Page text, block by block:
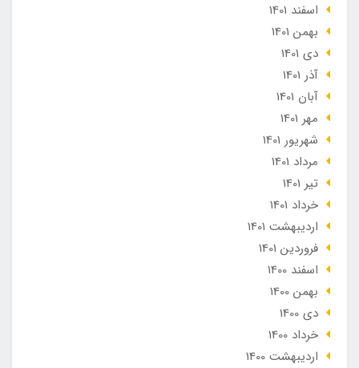
اسفند 1401
بهمن 1401
دی 1401
آذر 1401
آبان 1401
مهر 1401
شهریور 1401
مرداد 1401
تير 1401
خرداد 1401
ارديبهشت 1401
فروردین 1401
اسفند 1400
بهمن 1400
دی 1400
خرداد 1400
ارديبهشت 1400